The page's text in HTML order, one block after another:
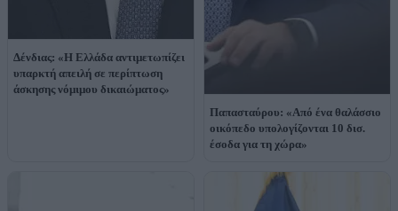
Δένδιας: «Η Ελλάδα αντιμετωπίζει
υπαρκτή απειλή σε περίπτωση
άσκησης νόμιμου δικαιώματος»
Παπασταύρου: «Από ένα θαλάσσιο
οικόπεδο υπολογίζονται 10 δισ.
έσοδα για τη χώρα»